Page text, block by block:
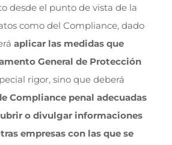
desde el punto de vista de la
como del Compliance, dado
aplicar las medidas que
General de Protección
rigor, sino que deberá
Compliance penal adecuadas
o divulgar informaciones
empresas con las que se